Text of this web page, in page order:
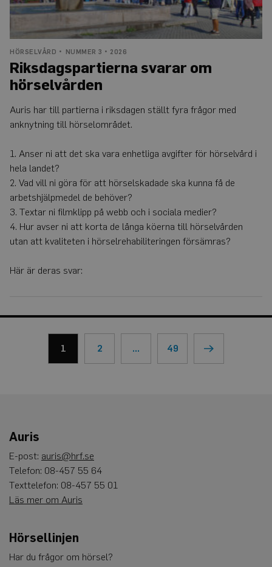
HÖRSELVÅRD NUMMER 3 • 2026
Riksdagspartierna svarar om
hörselvården
Auris har till partierna i riksdagen ställt fyra frågor med
anknytning till hörselområdet.
1. Anser ni att det ska vara enhetliga avgifter för hörselvård i
hela landet?
2. Vad vill ni göra för att hörselskadade ska kunna få de
arbetshjälpmedel de behöver?
3. Textar ni filmklipp på webb och i sociala medier?
4. Hur avser ni att korta de långa köerna till hörselvården
utan att kvaliteten i hörsel­rehabiliteringen försämras?
Här är deras svar:
1 2 … 49
Auris
E-post: auris@hrf.se
Telefon: 08-457 55 64
Texttelefon: 08-457 55 01
Läs mer om Auris
Hörsellinjen
Har du frågor om hörsel?